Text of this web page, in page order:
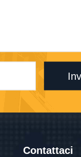
Contattaci